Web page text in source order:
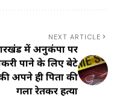
NEXT ARTICLE
में अनुकंपा पर
पाने के लिए बेटे
अपने ही पिता की
गला रेतकर हत्या